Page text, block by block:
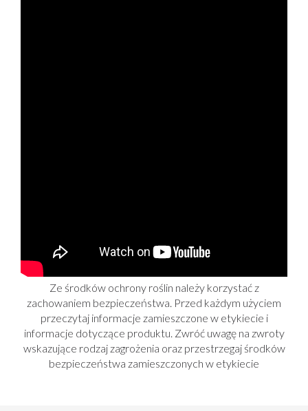
Ze środków ochrony roślin należy korzystać z
zachowaniem bezpieczeństwa. Przed każdym użyciem
przeczytaj informacje zamieszczone w etykiecie i
informacje dotyczące produktu. Zwróć uwagę na zwroty
wskazujące rodzaj zagrożenia oraz przestrzegaj środków
bezpieczeństwa zamieszczonych w etykiecie